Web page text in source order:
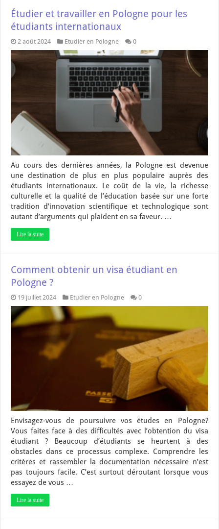
Étudier et travailler en Pologne pour les
étudiants internationaux
2 août 2024 Etudier en Pologne 0
Au cours des dernières années, la Pologne est devenue
une destination de plus en plus populaire auprès des
étudiants internationaux. Le coût de la vie, la richesse
culturelle et la qualité de l’éducation basée sur une forte
tradition d’innovation scientifique et technologique sont
autant d’arguments qui plaident en sa faveur. …
Lire la suite
Comment obtenir un visa étudiant en
Pologne ?
19 juillet 2024 Etudier en Pologne 0
Envisagez-vous de poursuivre vos études en Pologne?
Vous faites face à des difficultés avec l’obtention du visa
étudiant ? Beaucoup d’étudiants se heurtent à des
obstacles dans ce processus complexe. Comprendre les
critères et rassembler la documentation nécessaire n’est
pas toujours facile. C’est surtout déroutant lorsque vous
essayez de vous …
Lire la suite